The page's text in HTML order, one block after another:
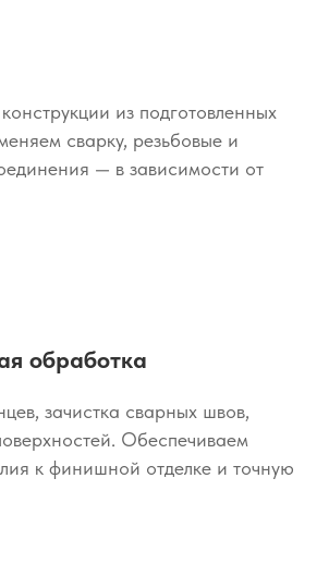
из подготовленных
сварку, резьбовые и
— в зависимости от
обработка
зачистка сварных швов,
Обеспечиваем
к финишной отделке и точную